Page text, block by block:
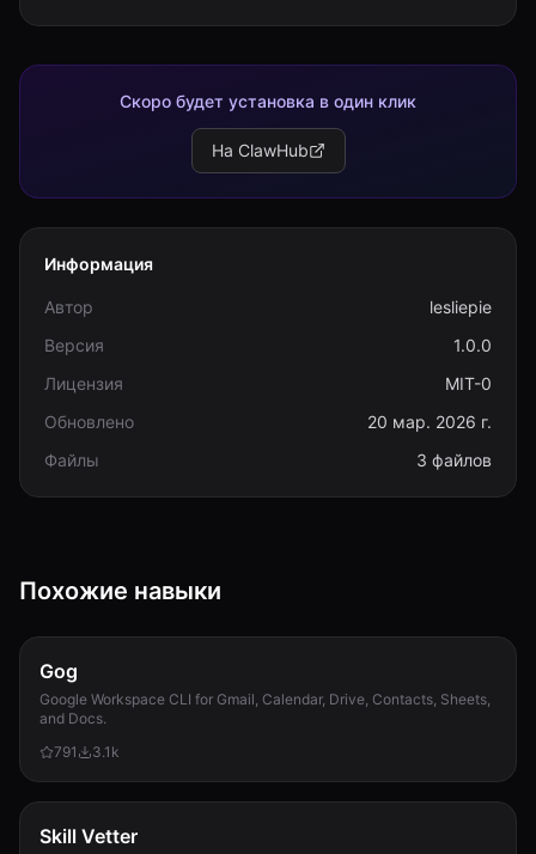
Скоро будет установка в один клик
На ClawHub
Информация
Автор
lesliepie
Версия
1.0.0
Лицензия
MIT-0
Обновлено
20 мар. 2026 г.
Файлы
3 файлов
Похожие навыки
Gog
Google Workspace CLI for Gmail, Calendar, Drive, Contacts, Sheets,
and Docs.
791
3.1k
Skill Vetter